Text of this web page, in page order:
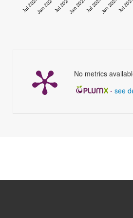
Jul 2023Jan 2024Jul 2024Jan 2025Jul 2025Jan 2026Jul 2026
No metrics
- see